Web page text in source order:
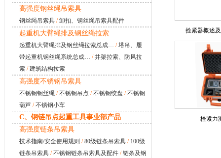
高强度钢丝绳吊索具
钢丝绳吊索具 /卸扣、钢丝绳吊索具配件
起重机大臂绳排及钢丝绳拉索
起重机大臂绳排及钢丝绳拉索总成… /塔吊、履
带起重机钢丝绳系统总成… /井架拉索、防风拉
索 /建筑结构拉索
高强度不锈钢吊索具
不锈钢钢丝绳 /不锈钢吊点 /不锈钢绞盘 /不锈钢
葫芦 /不锈钢小车
C、钢链吊点起重工具事业部产品
高强度链条吊索具
技术指南/安全使用规则 /80级链条吊索具 / 100级
链条吊索具 /不锈钢链条吊索具及配件 /链条及钢
拴紧器概述
栓紧力